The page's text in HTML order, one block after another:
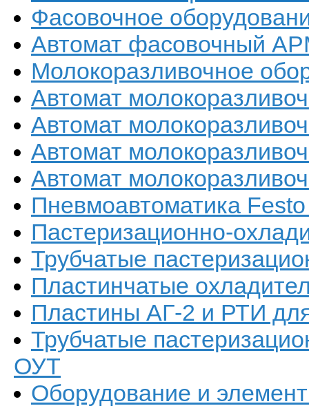
Фасовочное
Автомат фасовочный
Молокоразливочное
Автомат
Автомат
Автомат
Автомат
Пневмоавтоматика
Пастеризационно-
Трубчатые
Пластинчатые
Пластины АГ-2 и РТИ
Трубчатые
ОУТ
Оборудование и